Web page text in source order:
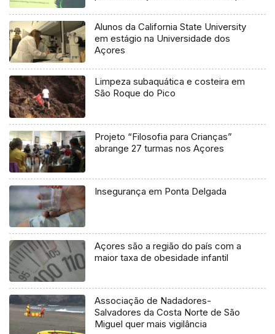
Alunos da California State University
em estágio na Universidade dos
Açores
Limpeza subaquática e costeira em
São Roque do Pico
Projeto “Filosofia para Crianças”
abrange 27 turmas nos Açores
Insegurança em Ponta Delgada
Açores são a região do país com a
maior taxa de obesidade infantil
Associação de Nadadores-
Salvadores da Costa Norte de São
Miguel quer mais vigilância